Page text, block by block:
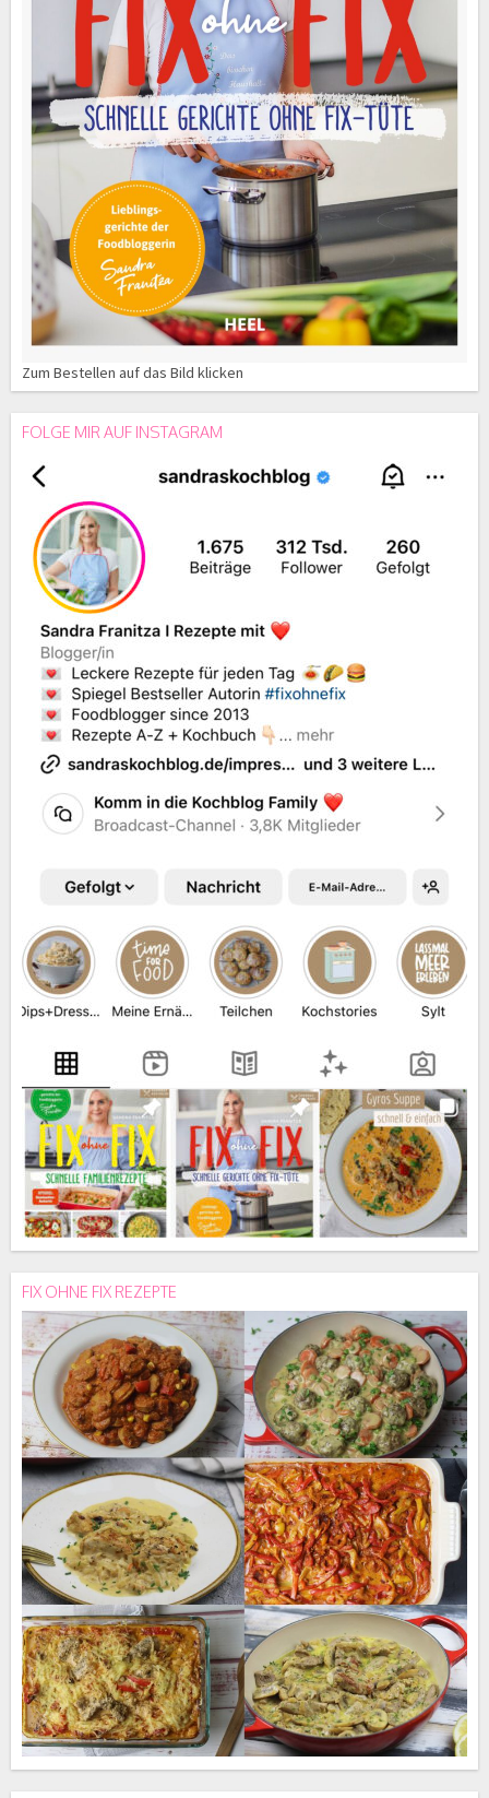
Zum Bestellen auf das Bild klicken
FOLGE MIR AUF INSTAGRAM
FIX OHNE FIX REZEPTE